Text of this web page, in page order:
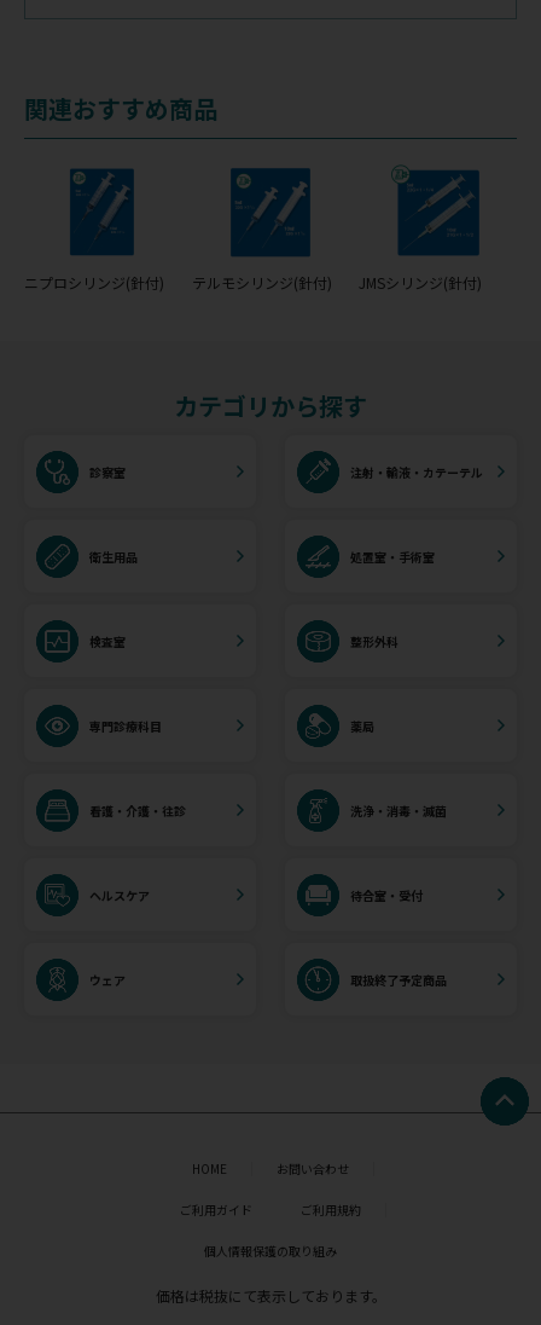
関連おすすめ商品
ニプロシリンジ(針付) テルモシリンジ(針付) JMSシリンジ(針付)
カテゴリから探す
診察室 注射・輸液・カテーテル
衛生用品 処置室・手術室
検査室 整形外科
専門診療科目 薬局
看護・介護・往診 洗浄・消毒・滅菌
ヘルスケア 待合室・受付
ウェア 取扱終了予定商品
HOME お問い合わせ
ご利用ガイド ご利用規約
個人情報保護の取り組み
価格は税抜にて表示しております。